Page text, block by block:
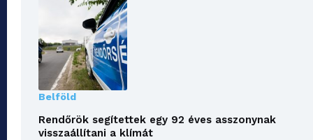
Belföld
Rendőrök segítettek egy 92 éves asszonynak
visszaállítani a klímát